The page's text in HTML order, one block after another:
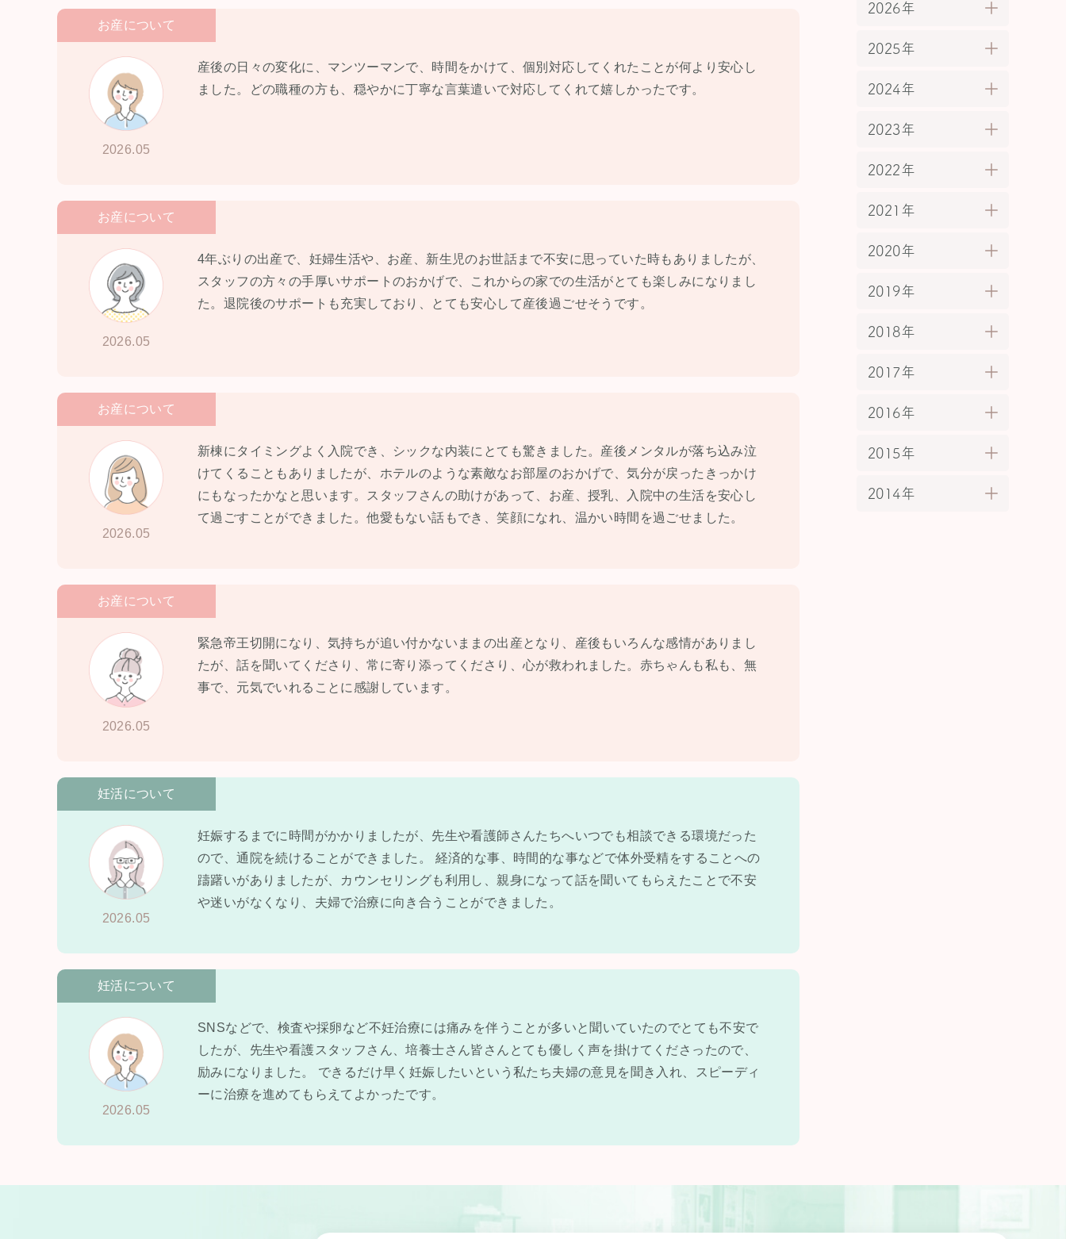
お産について
2026.05
産後の日々の変化に、マンツーマンで、時間をかけて、個別対応してくれたことが何より安心し
ました。どの職種の方も、穏やかに丁寧な言葉遣いで対応してくれて嬉しかったです。
お産について
2026.05
4年ぶりの出産で、妊婦生活や、お産、新生児のお世話まで不安に思っていた時もありましたが、
スタッフの方々の手厚いサポートのおかげで、これからの家での生活がとても楽しみになりまし
た。退院後のサポートも充実しており、とても安心して産後過ごせそうです。
お産について
2026.05
新棟にタイミングよく入院でき、シックな内装にとても驚きました。産後メンタルが落ち込み泣
けてくることもありましたが、ホテルのような素敵なお部屋のおかげで、気分が戻ったきっかけ
にもなったかなと思います。スタッフさんの助けがあって、お産、授乳、入院中の生活を安心し
て過ごすことができました。他愛もない話もでき、笑顔になれ、温かい時間を過ごせました。
お産について
2026.05
緊急帝王切開になり、気持ちが追い付かないままの出産となり、産後もいろんな感情がありまし
たが、話を聞いてくださり、常に寄り添ってくださり、心が救われました。赤ちゃんも私も、無
事で、元気でいれることに感謝しています。
妊活について
2026.05
妊娠するまでに時間がかかりましたが、先生や看護師さんたちへいつでも相談できる環境だった
ので、通院を続けることができました。 経済的な事、時間的な事などで体外受精をすることへの
躊躇いがありましたが、カウンセリングも利用し、親身になって話を聞いてもらえたことで不安
や迷いがなくなり、夫婦で治療に向き合うことができました。
妊活について
2026.05
SNSなどで、検査や採卵など不妊治療には痛みを伴うことが多いと聞いていたのでとても不安で
したが、先生や看護スタッフさん、培養士さん皆さんとても優しく声を掛けてくださったので、
励みになりました。 できるだけ早く妊娠したいという私たち夫婦の意見を聞き入れ、スピーディ
ーに治療を進めてもらえてよかったです。
2026年
2025年
2024年
2023年
2022年
2021年
2020年
2019年
2018年
2017年
2016年
2015年
2014年